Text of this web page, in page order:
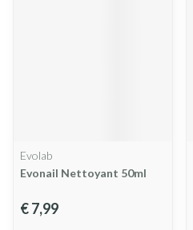
Evolab
Evonail Nettoyant 50ml
€ 7,99